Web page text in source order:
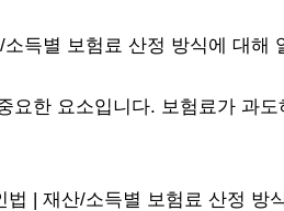
득별 보험료 산정 방식에 대해
요한 요소입니다. 보험료가 과
| 재산/소득별 보험료 산정 방